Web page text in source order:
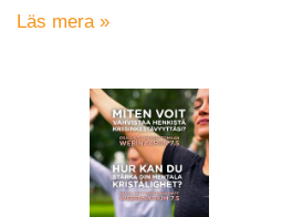
Läs mera »